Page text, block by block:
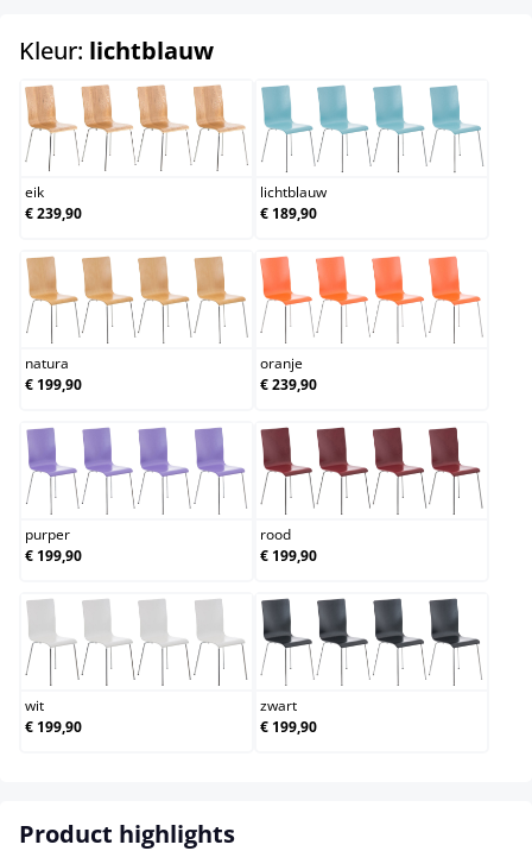
Kleur: lichtblauwselect
eik
eik
€ 239,90
lichtblauw
lichtblauw
€ 189,90
natura
natura
€ 199,90
oranje
oranje
€ 239,90
purper
purper
€ 199,90
rood
rood
€ 199,90
wit
wit
€ 199,90
zwart
zwart
€ 199,90
Product highlights